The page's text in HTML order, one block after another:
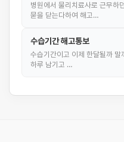
병원에서 물리치료사로 근무하
묻을 닫는다하여 해고…
수습기간 해고통보
수습기간이고 이제 한달될까 말
하루 남기고 …